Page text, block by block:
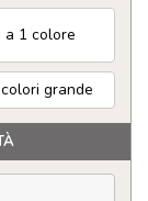
a 1 colore
grande